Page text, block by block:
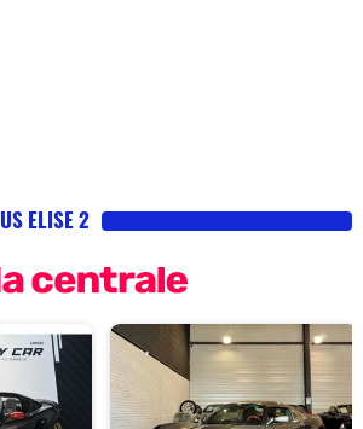
ELISE 2